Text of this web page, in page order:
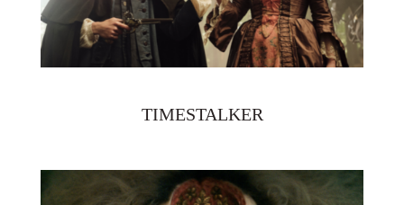
TIMESTALKER